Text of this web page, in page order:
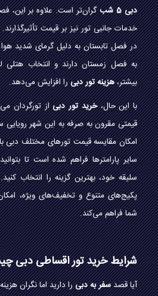
دبی 5 شب
گران‌تر است. علاوه بر این،
خدمات جانبی تور نیز بر قیمت
در فصل تابستان به دلیل گرمای شدید
به فصل زمستان دارند و انتخاب هتلی
بیشتر،هزینه تور دبیرا افزایش می‌دهد.
با این حال،خرید تور دبیاز تورگردان
قیمتی مقرون به صرفه به این شهر رویایی
امکان مقایسه قیمت تورهای مختلف دبی
سایر پارامترها فراهم شده است تا
سلیقه خود، بهترین گزینه را انتخاب
پکیج‌های متنوع و تخفیف‌های ویژه،
شما فراهم می‌کند.
شرایط خرید تور اقساطی دبی
آیا قصدسفر به دبیرا دارید اما نگران